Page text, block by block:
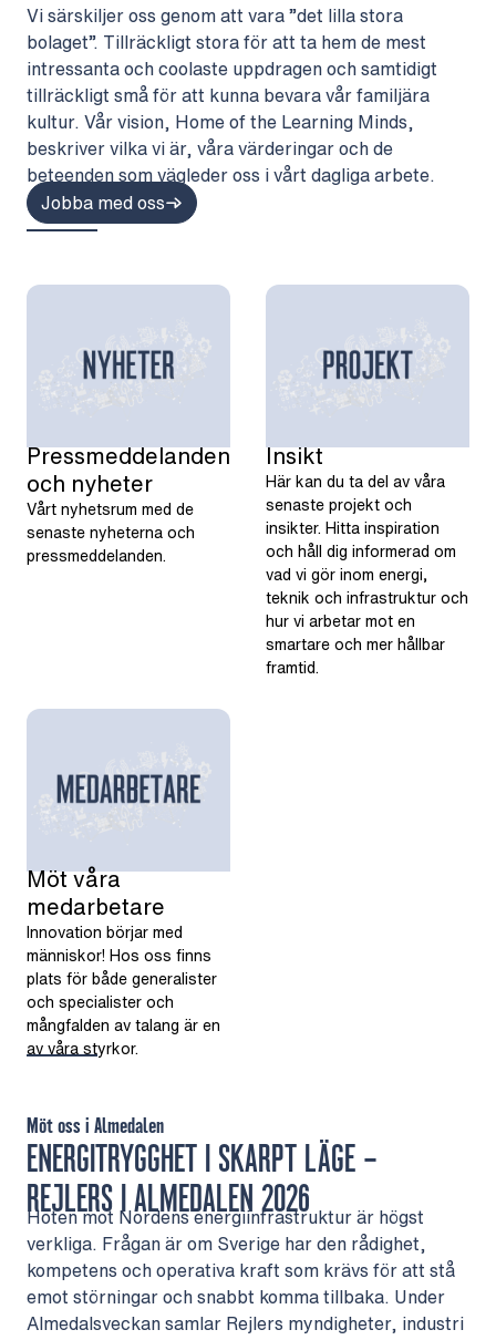
Vi särskiljer oss genom att vara ”det lilla stora
bolaget”. Tillräckligt stora för att ta hem de mest
intressanta och coolaste uppdragen och samtidigt
tillräckligt små för att kunna bevara vår familjära
kultur. Vår vision, Home of the Learning Minds,
beskriver vilka vi är, våra värderingar och de
beteenden som vägleder oss i vårt dagliga arbete.
Jobba med oss
Pressmeddelanden
och nyheter
Vårt nyhetsrum med de
senaste nyheterna och
pressmeddelanden.
Insikt
Här kan du ta del av våra
senaste projekt och
insikter. Hitta inspiration
och håll dig informerad om
vad vi gör inom energi,
teknik och infrastruktur och
hur vi arbetar mot en
smartare och mer hållbar
framtid.
Möt våra
medarbetare
Innovation börjar med
människor! Hos oss finns
plats för både generalister
och specialister och
mångfalden av talang är en
av våra styrkor.
ENERGITRYGGHET I SKARPT LÄGE –
REJLERS I ALMEDALEN 2026
Möt oss i Almedalen
Hoten mot Nordens energiinfrastruktur är högst
verkliga. Frågan är om Sverige har den rådighet,
kompetens och operativa kraft som krävs för att stå
emot störningar och snabbt komma tillbaka. Under
Almedalsveckan samlar Rejlers myndigheter, industri